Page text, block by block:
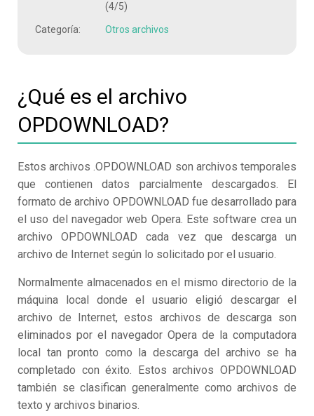
(4/5)
Categoría: Otros archivos
¿Qué es el archivo
OPDOWNLOAD?
Estos archivos .OPDOWNLOAD son archivos temporales
que contienen datos parcialmente descargados. El
formato de archivo OPDOWNLOAD fue desarrollado para
el uso del navegador web Opera. Este software crea un
archivo OPDOWNLOAD cada vez que descarga un
archivo de Internet según lo solicitado por el usuario.
Normalmente almacenados en el mismo directorio de la
máquina local donde el usuario eligió descargar el
archivo de Internet, estos archivos de descarga son
eliminados por el navegador Opera de la computadora
local tan pronto como la descarga del archivo se ha
completado con éxito. Estos archivos OPDOWNLOAD
también se clasifican generalmente como archivos de
texto y archivos binarios.